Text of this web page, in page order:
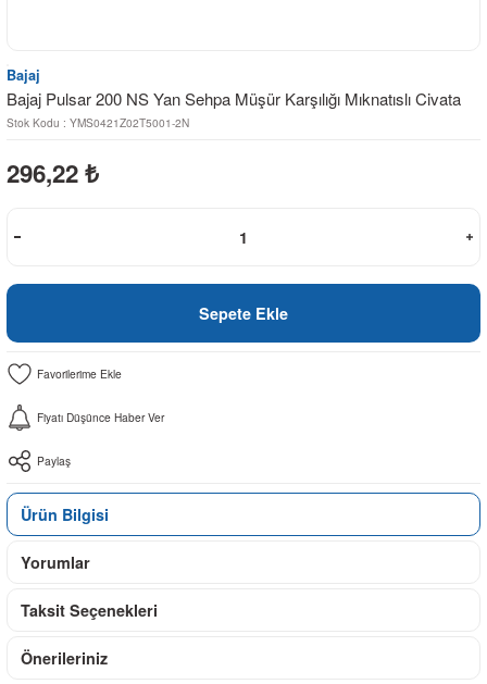
Bajaj
Bajaj Pulsar 200 NS Yan Sehpa Müşür Karşılığı Mıknatıslı Civata
Stok Kodu : YMS0421Z02T5001-2N
296,22 ₺
Sepete Ekle
Fiyatı Düşünce Haber Ver
Paylaş
Ürün Bilgisi
Yorumlar
Taksit Seçenekleri
Önerileriniz